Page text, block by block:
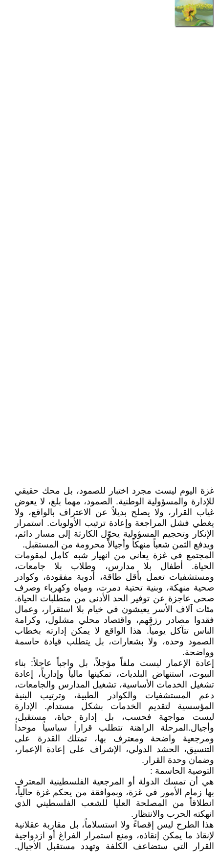
غزة اليوم ليست مجرد اختبار للصمود، بل محك حقيقي
للإدارة والمسؤولية الوطنية. الصمود، مهما بلغ، لا يعوض
غياب القرار، ولا يصلح بديلاً عن الاعتراف بالواقع، ولا
يغطي فشل المراجعة وإعادة ترتيب الأولويات. استمرار
الإنكار وتحجيم المسؤولية يحوّل الكارثة إلى مسار دائم،
ويدفع الثمن شعباً منهكاً وأجيالاً محرومة من المستقبل.
المجتمع في غزة يعاني من انهيار شبه كامل لمقومات
الحياة. أطفال بلا مدارس، وطلاب بلا جامعات،
ومستشفيات تعمل بأقل طاقة، أدوية مفقودة، وكوادر
صحية منهكة، وبنية تحتية دمرت، ومياه وكهرباء وصرف
صحي عاجزة عن توفير الحد الأدنى من متطلبات الحياة.
مئات آلاف الأسر يعيشون في خيام بلا استقرار، وعمال
فقدوا مصادر رزقهم، واقتصاد محلي مشلول، وكرامة
الناس تتآكل يومياً. هذا الواقع لا يمكن إدارته بخطاب
الصمود وحده، ولا بشعارات، بل يتطلب قيادة حاسمة
وواضحة.
إعادة الإعمار ليست ملفاً مؤجلاً، بل واجباً عاجلاً: بناء
البيوت، استنهاض البلديات، تمكينها مالياً وإدارياً، إعادة
تشغيل الخدمات الأساسية، تشغيل المدارس والجامعات،
دعم المستشفيات والكوادر الطبية، وترتيب البنية
المؤسسية لتقديم الخدمات بشكل مستدام. الإدارة
ليست مواجهة فحسب، بل إدارة حياة، مستقبل،
وأجيال.المرحلة الراهنة تتطلب قراراً سياسياً موحداً
ومرجعية واضحة ومعترف بها، تمتلك القدرة على
التنسيق، الحشد الدولي، الإشراف على إعادة الإعمار،
وضمان وحدة القرار.
التوصية الحاسمة :
هي أن تمسك الدولة أو المرجعية الفلسطينية المعترف
بها زمام الأمور في غزة، وبموافقة من يحكم غزة حالياً،
انطلاقاً من المصلحة العليا للشعب الفلسطيني الذي
انهكته الحرب والانتظار.
هذا الطرح ليس إقصاءً ولا استسلاماً، بل مقاربة عقلانية
لإنقاذ ما يمكن إنقاذه، ومنع استمرار الفراغ أو ازدواجية
القرار التي ستضاعف الكلفة وتهدد مستقبل الأجيال.